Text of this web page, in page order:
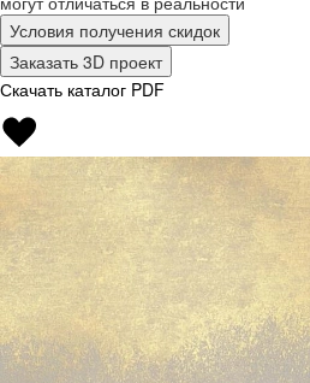
Условия получения скидок
Заказать 3D проект
Скачать каталог PDF